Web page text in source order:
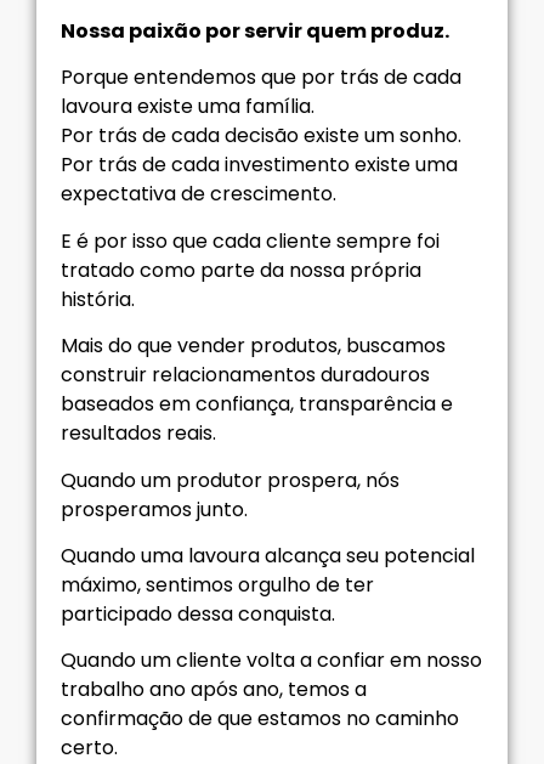
Nossa paixão por servir quem produz.
Porque entendemos que por trás de cada
lavoura existe uma família.
Por trás de cada decisão existe um sonho.
Por trás de cada investimento existe uma
expectativa de crescimento.
E é por isso que cada cliente sempre foi
tratado como parte da nossa própria
história.
Mais do que vender produtos, buscamos
construir relacionamentos duradouros
baseados em confiança, transparência e
resultados reais.
Quando um produtor prospera, nós
prosperamos junto.
Quando uma lavoura alcança seu potencial
máximo, sentimos orgulho de ter
participado dessa conquista.
Quando um cliente volta a confiar em nosso
trabalho ano após ano, temos a
confirmação de que estamos no caminho
certo.